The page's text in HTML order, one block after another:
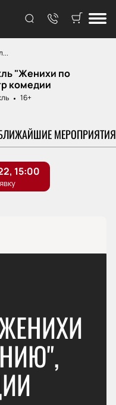
"Женихи по
комедии
16+
МЕРОПРИЯТИЯ